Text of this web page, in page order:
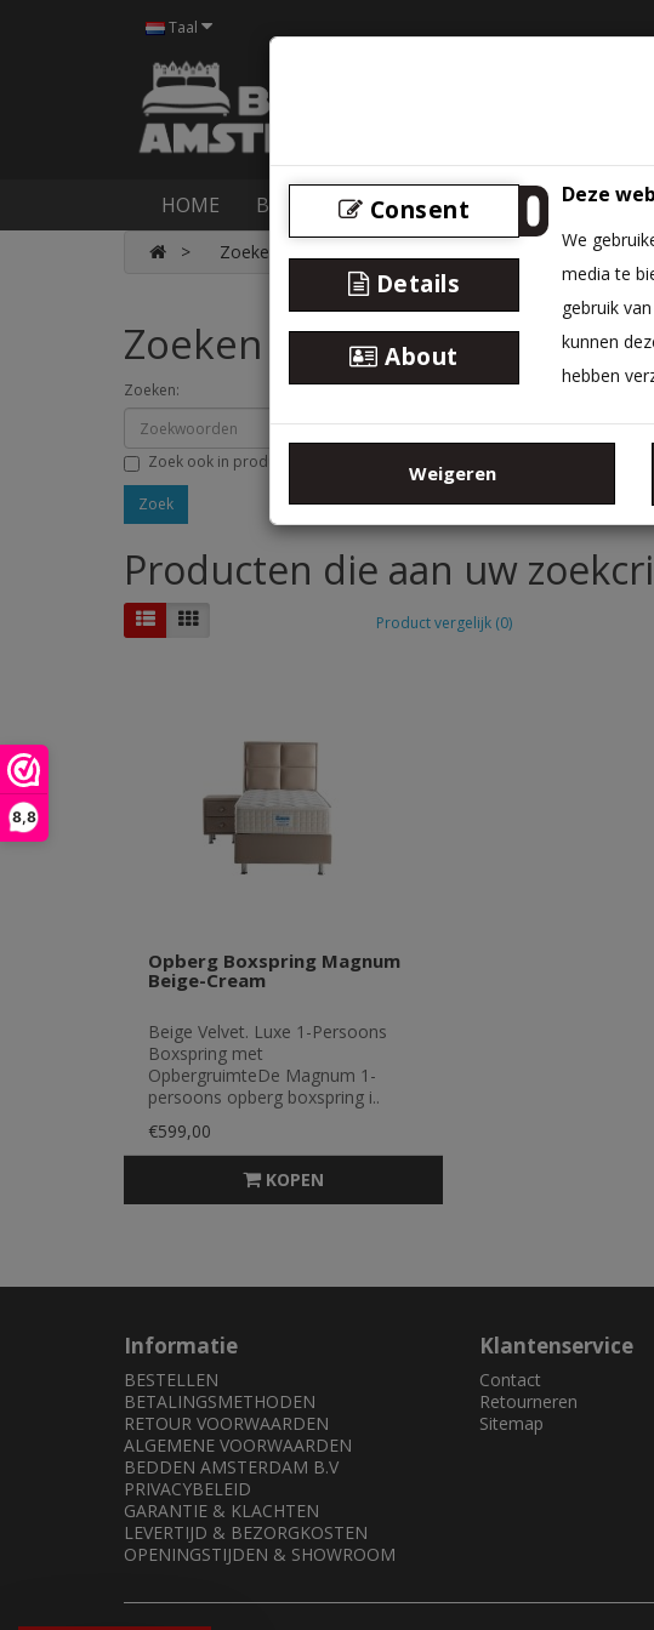
8,8
Taal
HOME BOXSPRINGS BEDDEN MATRASSEN
Zoeken
Zoeken
Zoeken:
Zoek ook in productomschrijving
Producten die aan uw
Product vergelijk (0)
Opberg Boxspring Magnum
Beige-Cream
Beige Velvet. Luxe 1-Persoons
Boxspring met
OpbergruimteDe Magnum 1-
persoons opberg boxspring i..
€599,00
KOPEN
Informatie
BESTELLEN
BETALINGSMETHODEN
RETOUR VOORWAARDEN
ALGEMENE VOORWAARDEN
BEDDEN AMSTERDAM B.V
PRIVACYBELEID
GARANTIE & KLACHTEN
LEVERTIJD & BEZORGKOSTEN
OPENINGSTIJDEN & SHOWROOM
Klantenservice
Contact
Retourneren
Sitemap
Consent
Details
About
Deze
We
media te
gebruik
kunnen
hebben
Weigeren